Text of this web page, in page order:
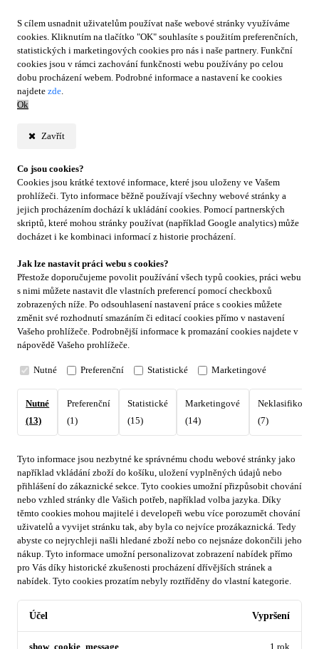
S cílem usnadnit uživatelům používat naše webové stránky využíváme
cookies. Kliknutím na tlačítko "OK" souhlasíte s použitím preferenčních,
statistických i marketingových cookies pro nás i naše partnery. Funkční
cookies jsou v rámci zachování funkčnosti webu používány po celou
dobu procházení webem. Podrobné informace a nastavení ke cookies
najdete zde.
Ok
Zavřít
Co jsou cookies?
Cookies jsou krátké textové informace, které jsou uloženy ve Vašem
prohlížeči. Tyto informace běžně používají všechny webové stránky a
jejich procházením dochází k ukládání cookies. Pomocí partnerských
skriptů, které mohou stránky používat (například Google analytics) může
docházet i ke kombinaci informací z historie procházení.
Jak lze nastavit práci webu s cookies?
Přestože doporučujeme povolit používání všech typů cookies, práci webu
s nimi můžete nastavit dle vlastních preferencí pomocí checkboxů
zobrazených níže. Po odsouhlasení nastavení práce s cookies můžete
změnit své rozhodnutí smazáním či editací cookies přímo v nastavení
Vašeho prohlížeče. Podrobnější informace k promazání cookies najdete v
nápovědě Vašeho prohlížeče.
Nutné Preferenční Statistické Marketingové
Nutné
(13)
Preferenční
(1)
Statistické
(15)
Marketingové
(14)
(7)
Tyto informace jsou nezbytné ke správnému chodu webové stránky jako
například vkládání zboží do košíku, uložení vyplněných údajů nebo
přihlášení do zákaznické sekce. Tyto cookies umožní přizpůsobit chování
nebo vzhled stránky dle Vašich potřeb, například volba jazyka. Díky
těmto cookies mohou majitelé i developeři webu více porozumět chování
uživatelů a vyvijet stránku tak, aby byla co nejvíce prozákaznická. Tedy
abyste co nejrychleji našli hledané zboží nebo co nejsnáze dokončili jeho
nákup. Tyto informace umožní personalizovat zobrazení nabídek přímo
pro Vás díky historické zkušenosti procházení dřívějších stránek a
nabídek. Tyto cookies prozatím nebyly roztříděny do vlastní kategorie.
Účel Vypršení
show_cookie_message 1 rok